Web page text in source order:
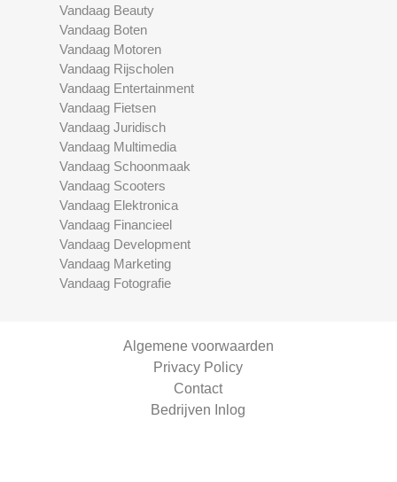
Vandaag Beauty
Vandaag Boten
Vandaag Motoren
Vandaag Rijscholen
Vandaag Entertainment
Vandaag Fietsen
Vandaag Juridisch
Vandaag Multimedia
Vandaag Schoonmaak
Vandaag Scooters
Vandaag Elektronica
Vandaag Financieel
Vandaag Development
Vandaag Marketing
Vandaag Fotografie
Algemene voorwaarden
Privacy Policy
Contact
Bedrijven Inlog